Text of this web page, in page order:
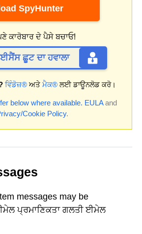
SpyHunter
ਕਾਰੋਬਾਰ ਦੇ ਪੈਸੇ ਬਚਾਓ!
ਛੂਟ ਦਾ ਹਵਾਲਾ
ਵਿੰਡੋਜ਼® ਅਤੇ ਮੈਕ® ਲਈ ਡਾਊਨਲੋਡ ਕਰੋ।
below where available. EULAand
Cookie Policy.
messages may be
ਪ੍ਰਮਾਣਿਕਤਾ ਗਲਤੀ ਈਮੇਲ